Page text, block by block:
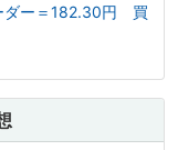
ダー＝182.30円 買